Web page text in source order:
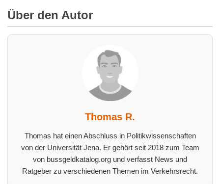
Über den Autor
Thomas R.
Thomas hat einen Abschluss in Politikwissenschaften
von der Universität Jena. Er gehört seit 2018 zum Team
von bussgeldkatalog.org und verfasst News und
Ratgeber zu verschiedenen Themen im Verkehrsrecht.